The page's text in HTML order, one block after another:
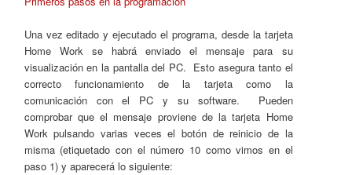
Una vez editado y ejecutado el programa, desde la tarjeta
Home Work se habrá enviado el mensaje para su
visualización en la pantalla del PC. Esto asegura tanto el
correcto funcionamiento de la tarjeta como la
comunicación con el PC y su software. Pueden
comprobar que el mensaje proviene de la tarjeta Home
Work pulsando varias veces el botón de reinicio de la
misma (etiquetado con el número 10 como vimos en el
paso 1) y aparecerá lo siguiente: